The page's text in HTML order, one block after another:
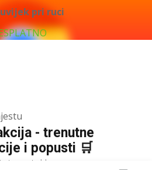
pri ruci
- trenutne
i popusti 🛒
za taj izraz.